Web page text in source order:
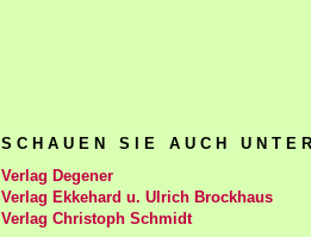
S C H A U E N S I E A U C H U N T E
Verlag Degener
Verlag Ekkehard u. Ulrich Brockhaus
Verlag Christoph Schmidt